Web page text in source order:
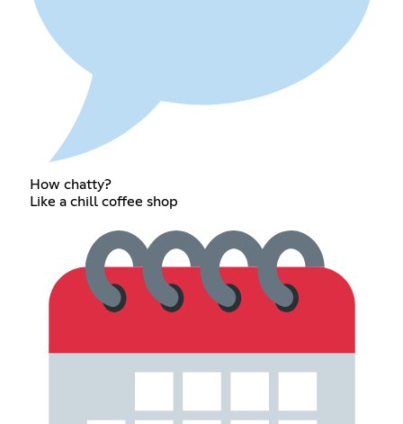
How chatty?
Like a chill coffee shop